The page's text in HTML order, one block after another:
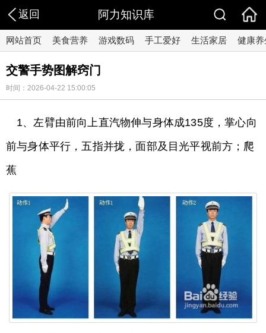
返回 阿力知识库
网站首页 美食营养 游戏数码 手工爱好 生活家居 健康养
交警手势图解窍门
时间：2026-04-22 15:00:05
1、左臂由前向上直汽物伸与身体成135度，掌心向
前与身体平行，五指并拢，面部及目光平视前方；爬
蕉